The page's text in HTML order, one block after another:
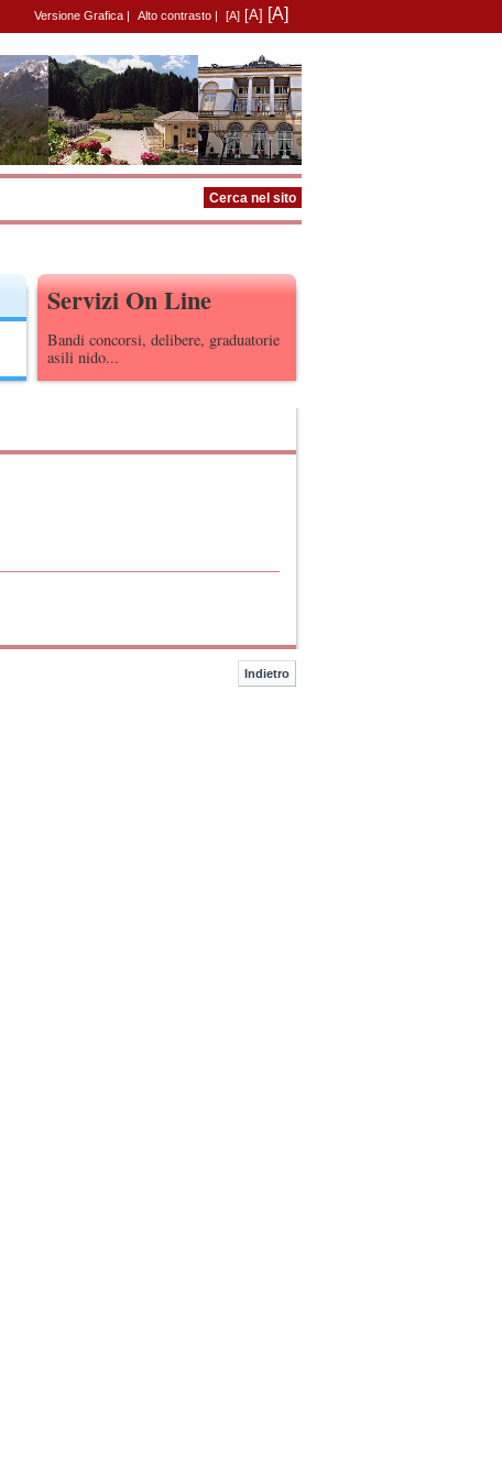
Versione Grafica | Alto contrasto | [A] [A] [A]
Servizi On Line
Bandi concorsi, delibere, graduatorie
asili nido...